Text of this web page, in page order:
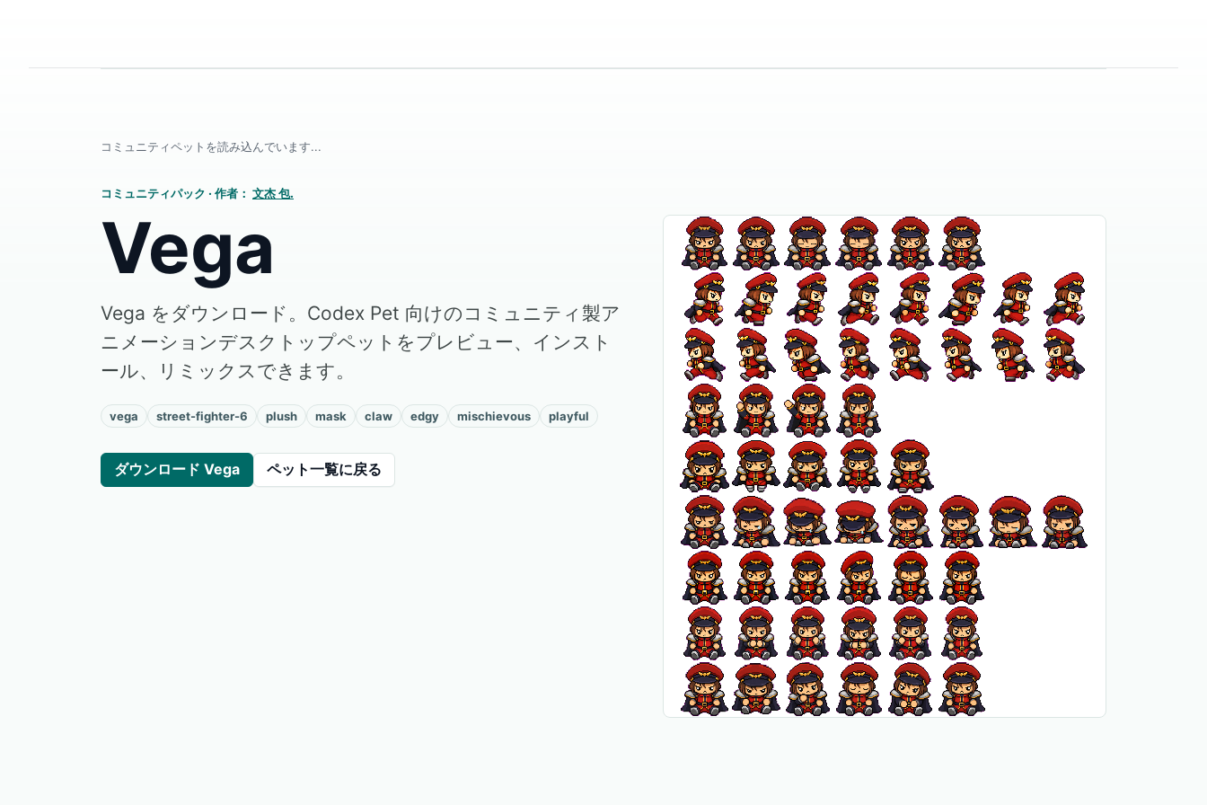
コミュニティペットを読み込んでいます...
コミュニティパック · 作者： 文杰 包.
Vega
Vega をダウンロード。Codex Pet 向けのコミュニティ製ア
ニメーションデスクトップペットをプレビュー、インスト
ール、リミックスできます。
vega street-fighter-6 plush mask claw edgy mischievous playful
ダウンロード Vega ペット一覧に戻る